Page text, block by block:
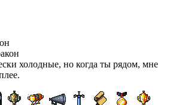
холодные, но когда ты рядом, мне